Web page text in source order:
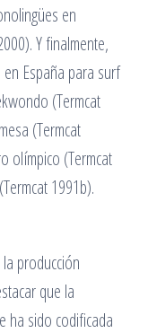
en
Y finalmente,
España para surf
(Termcat
(Termcat
olímpico (Termcat
1991b).
producción
que la
ha sido codificada